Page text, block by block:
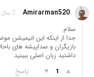
Amirarman520 2 سال قبل
سلام.
جدا از اینکه این انیمیشن
بازیگران و صداپیشه های
داشتید زبان اصلی ببینید
▲
1
▼ پاسخ